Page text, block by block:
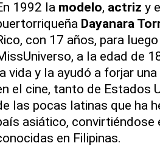
1992 la modelo, actriz y
Dayanara
con 17 años, para
a la edad de
vida y la ayudó a forjar
el cine, tanto de Estados
las pocas latinas que ha
asiático, convirtiéndose
en Filipinas.